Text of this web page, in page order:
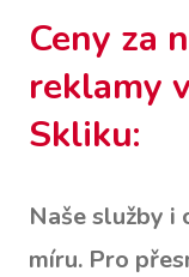
Ceny za
reklamy
Skliku:
Naše služby i
míru. Pro